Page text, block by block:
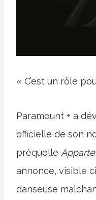
« C’est un rôle
Paramount + a
officielle de son
préquelle
annonce, visible
danseuse